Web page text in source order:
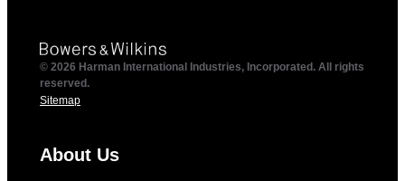
© 2026 Harman International Industries, Incorporated. All rights
reserved.
Sitemap
About Us